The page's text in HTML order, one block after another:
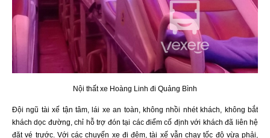
Nội thất xe Hoàng Linh đi Quảng Bình
Đội ngũ tài xế tận tâm, lái xe an toàn, không nhồi nhét khách, không bắt
khách dọc đường, chỉ hỗ trợ đón tại các điểm cố định với khách đã liên hệ
đặt vé trước. Với các chuyến xe đi đêm, tài xế vẫn chạy tốc độ vừa phải,